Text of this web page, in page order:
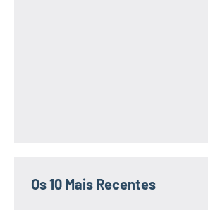
Os 10 Mais Recentes